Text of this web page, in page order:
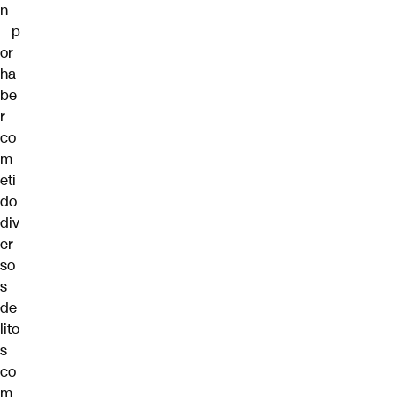
n
p
or
ha
be
r
co
m
eti
do
div
er
so
s
de
lito
s
co
m